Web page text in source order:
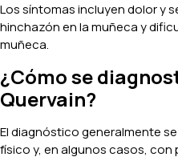
Los síntomas incluyen dolor y
hinchazón en la muñeca y
muñeca.
¿Cómo se
Quervain?
El diagnóstico generalmente
físico y, en algunos casos,